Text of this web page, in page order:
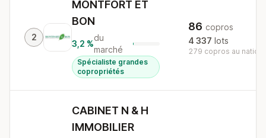
2
MONTFORT ET
BON
3,2 %
du
marché
Spécialiste grandes
copropriétés
86 copros
4 337 lots
279 copros au
CABINET N & H
IMMOBILIER